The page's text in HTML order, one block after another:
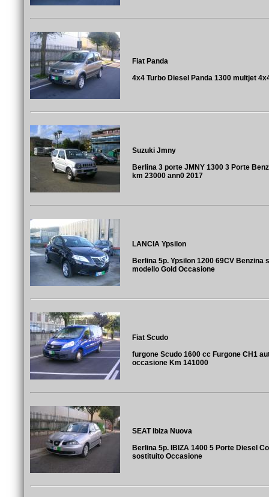
Fiat Panda
4x4 Turbo Diesel Panda 1300 multjet
Suzuki Jmny
Berlina 3 porte JMNY 1300 3 Porte
km 23000 ann0 2017
LANCIA Ypsilon
Berlina 5p. Ypsilon 1200 69CV Benzina
modello Gold Occasione
Fiat Scudo
furgone Scudo 1600 cc Furgone CH1
occasione Km 141000
SEAT Ibiza Nuova
Berlina 5p. IBIZA 1400 5 Porte Diesel
sostituito Occasione